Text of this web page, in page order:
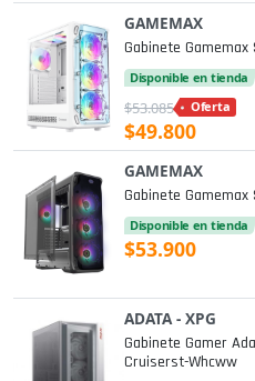
GAMEMAX
Gabinete
Disponible en tienda
$53.085 Oferta
$49.800
GAMEMAX
Gabinete
Disponible en tienda
$53.900
ADATA - XPG
Gabinete Gamer
Cruiserst-Whcww